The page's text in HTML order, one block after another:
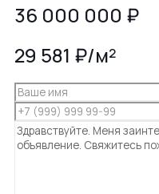
36 000 000 ₽
29 581 ₽/м²